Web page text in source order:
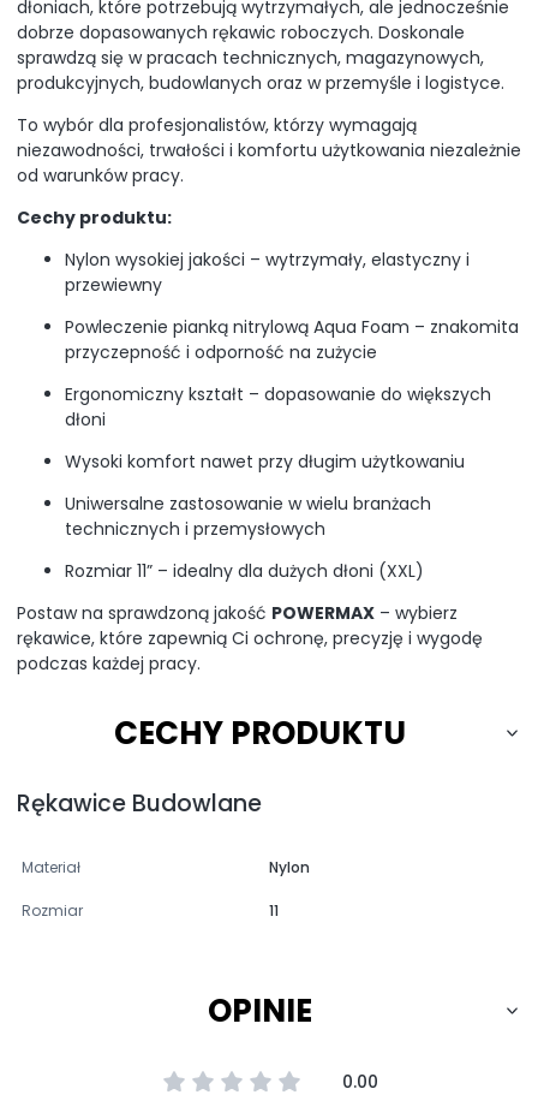
dłoniach, które potrzebują wytrzymałych, ale jednocześnie
dobrze dopasowanych rękawic roboczych. Doskonale
sprawdzą się w pracach technicznych, magazynowych,
produkcyjnych, budowlanych oraz w przemyśle i logistyce.
To wybór dla profesjonalistów, którzy wymagają
niezawodności, trwałości i komfortu użytkowania niezależnie
od warunków pracy.
Cechy produktu:
Nylon wysokiej jakości – wytrzymały, elastyczny i
przewiewny
Powleczenie pianką nitrylową Aqua Foam – znakomita
przyczepność i odporność na zużycie
Ergonomiczny kształt – dopasowanie do większych
dłoni
Wysoki komfort nawet przy długim użytkowaniu
Uniwersalne zastosowanie w wielu branżach
technicznych i przemysłowych
Rozmiar 11” – idealny dla dużych dłoni (XXL)
Postaw na sprawdzoną jakość POWERMAX – wybierz
rękawice, które zapewnią Ci ochronę, precyzję i wygodę
podczas każdej pracy.
CECHY PRODUKTU
Rękawice Budowlane
Materiał Nylon
Rozmiar 11
OPINIE
0.00